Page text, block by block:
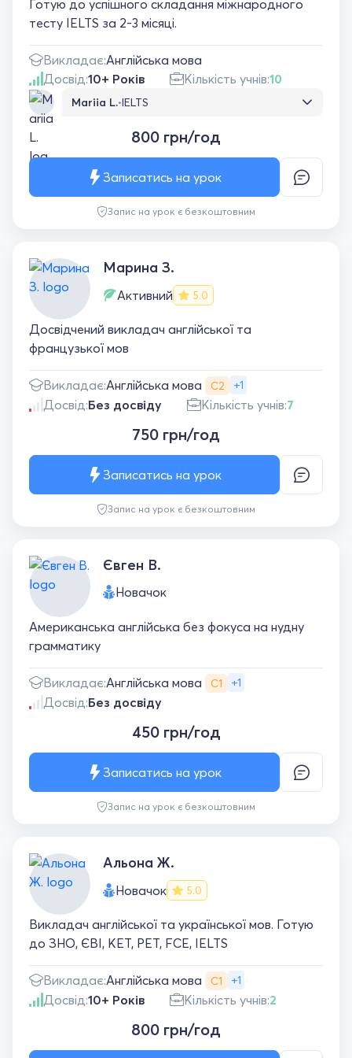
Готую до успішного складання міжнародного
тесту IELTS за 2-3 місяці.
Викладає:Англійська мова
Досвід:10+ Років Кількість учнів:10
Mariia L.•IELTS
итоге С1. Отличный преподаватель,
переборчивая на учителей, но тут
однозначно пять звезд. Спасибо ей за
совместную работу!
800 грн/год
Запис на урок є безкоштовним
Записатись на урок
Марина З.
Активний 5.0
Досвідчений викладач англійської та
французької мов
Викладає:Англійська мова С2 +1
Досвід:Без досвіду Кількість учнів:7
750 грн/год
Запис на урок є безкоштовним
Записатись на урок
Євген В.
Новачок
Американська англiйська без фокуса на нудну
грамматику
Викладає:Англійська мова С1 +1
Досвід:Без досвіду
450 грн/год
Запис на урок є безкоштовним
Записатись на урок
Альона Ж.
Новачок 5.0
Викладач англійської та української мов. Готую
до ЗНО, ЄВІ, KET, PET, FCE, IELTS
Викладає:Англійська мова С1 +1
Досвід:10+ Років Кількість учнів:2
800 грн/год